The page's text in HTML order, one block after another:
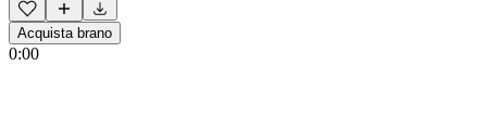
Acquista brano
0:00